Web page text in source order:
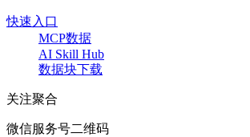
快速入口
MCP数据
AI Skill Hub
数据块下载
关注聚合
微信服务号二维码